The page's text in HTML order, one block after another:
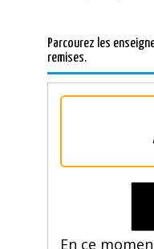
Parcourez les
remises.
En ce